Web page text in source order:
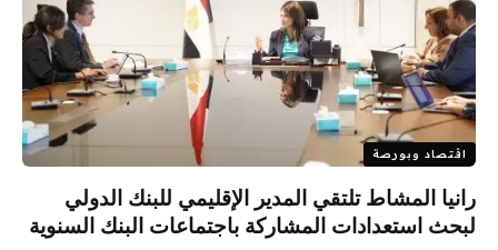
اقتصاد وبورصة
رانيا المشاط تلتقي المدير الإقليمي للبنك الدولي
لبحث استعدادات المشاركة باجتماعات البنك السنوية